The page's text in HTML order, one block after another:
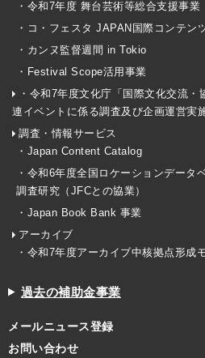
・令和7年度 舞台芸術等総合支援事業
・コ・フェスタ JAPAN国際コンテン
・カンヌ監督週間 in Tokio
・Festival Scope活用事業
・令和7年度文化庁「国際文化交流
連イベントに係る調査及び企画運営実
調査・情報サービス
・Japan Content Catalog
・令和6年度全国ロケーションデータ
調査研究（JFCとの協業）
・Japan Book Bank 事業
アーカイブ
・令和7年度アーカイブ中核拠点形成
過去の補助金事業
メールニュース登録
お問い合わせ